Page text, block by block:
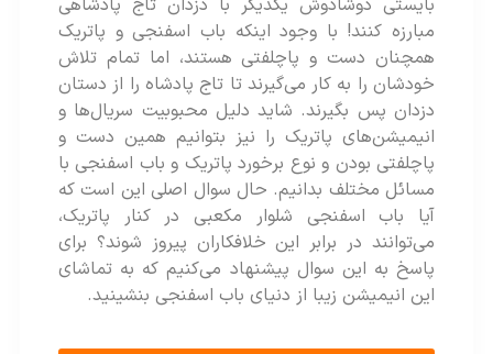
بایستی دوشادوش یکدیگر با دزدان تاج پادشاهی
مبارزه کنند! با وجود اینکه باب اسفنجی و پاتریک
همچنان دست و پاچلفتی هستند، اما تمام تلاش
خودشان را به کار می‌گیرند تا تاج پادشاه را از دستان
دزدان پس بگیرند. شاید دلیل محبوبیت سریال‌ها و
انیمیشن‌های پاتریک را نیز بتوانیم همین دست و
پاچلفتی بودن و نوع برخورد پاتریک و باب اسفنجی با
مسائل مختلف بدانیم. حال سوال اصلی این است که
آیا باب اسفنجی شلوار مکعبی در کنار پاتریک،
می‌توانند در برابر این خلافکاران پیروز شوند؟ برای
پاسخ به این سوال پیشنهاد می‌کنیم که به تماشای
این انیمیشن زیبا از دنیای باب اسفنجی بنشینید.